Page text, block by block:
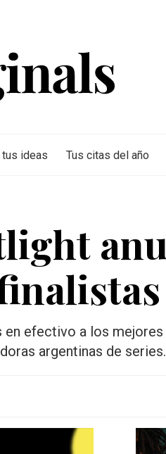
ideas Tus citas del año
efectivo a los
argentinas de series.